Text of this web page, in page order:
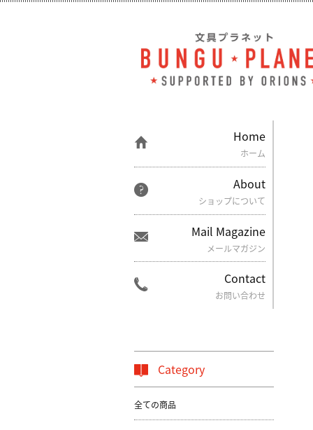
Home
ホーム
About
ショップについて
Mail Magazine
メールマガジン
Contact
お問い合わせ
Category
全ての商品